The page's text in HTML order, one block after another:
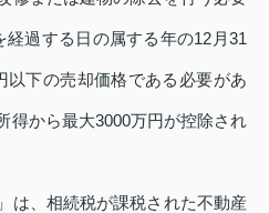
過する日の属する年の12月31
以下の売却価格である必要があ
得から最大3000万円が控除され
は、相続税が課税された不動産